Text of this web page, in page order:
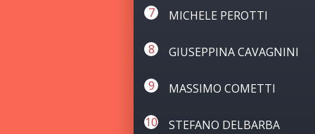
MICHELE PEROTTI
GIUSEPPINA CAVAGNINI
MASSIMO COMETTI
STEFANO DELBARBA